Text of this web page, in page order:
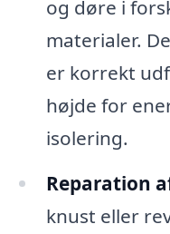
og døre i
materialer.
er korrekt
højde for
isolering.
Reparation
knust eller